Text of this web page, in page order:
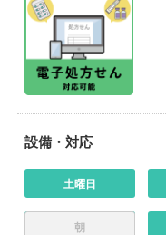
設備・対応
土曜日
朝